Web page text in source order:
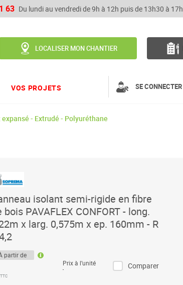
63 Du lundi au vendredi de 9h à 12h puis de 13h30 à
LOCALISER MON CHANTIER
VOS PROJETS SE CONNECTER
- Extrudé - Polyuréthane
isolant semi-rigide en fibre
bois PAVAFLEX CONFORT - long.
x larg. 0,575m x ep. 160mm - R
partir de
TTC
Prix à l’unité
- Comparer